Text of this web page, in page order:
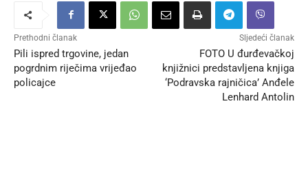
Prethodni članak
Pili ispred trgovine, jedan
pogrdnim riječima vrijeđao
policajce
Sljedeći članak
FOTO U đurđevačkoj
knjižnici predstavljena knjiga
‘Podravska rajničica’ Anđele
Lenhard Antolin